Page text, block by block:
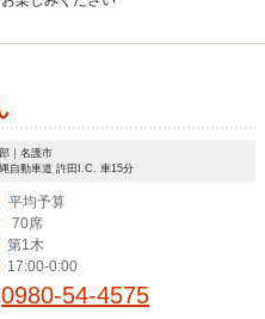
｜名護市
自動車道 許田I.C. 車15分
平均予算
70席
第1木
17:00-0:00
0980-54-4575